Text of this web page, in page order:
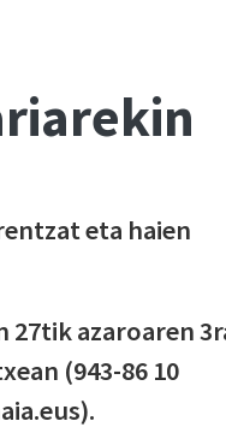
eta haien
27tik azaroaren
(943-86 10